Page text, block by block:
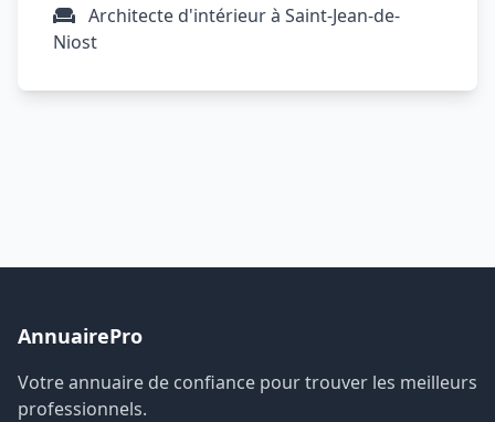
Architecte d'intérieur à Saint-Jean-de-
Niost
AnnuairePro
Votre annuaire de confiance pour trouver les meilleurs
professionnels.